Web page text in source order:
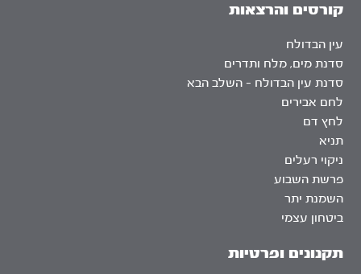
קורסים והרצאות
עין הבדולח
סדנת מים, מלח ותדרים
סדנת עין הבדולח – השלב הבא
לחם אבירים
לחץ דם
תניא
ניקוי רעלים
פרשת השבוע
השמנת יתר
ביטחון עצמי
תקנונים ופרטיות